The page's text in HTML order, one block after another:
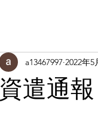
資遣通
a13467997 2022年5